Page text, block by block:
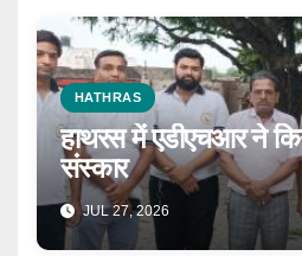
HATHRAS
हाथरस में एडीएचआर ने
संस्कार
JUL 27, 2026